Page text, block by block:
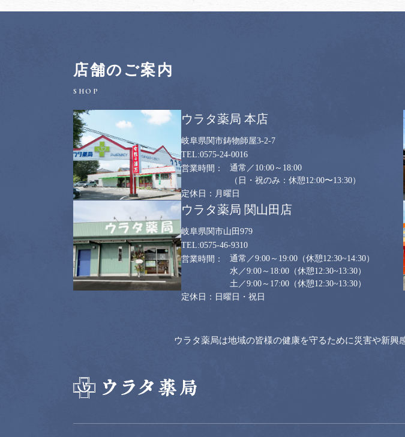
店舗のご案内
ウラタ薬局 本店
岐阜県関市鋳物師屋3-2-7
0575-24-0016
通常／10:00～18:00
（日・祝のみ：休憩12:00〜13:30）
月曜日
ウラタ薬局 関山田店
岐阜県関市山田979
0575-46-9310
通常／9:00～19:00 （休憩12:30~14:30）
水／9:00～18:00 （休憩12:30~13:30）
土／9:00～17:00 （休憩12:30~13:30）
日曜日・祝日
ウラタ薬局は地域の皆様の健康を守るために災害や新興